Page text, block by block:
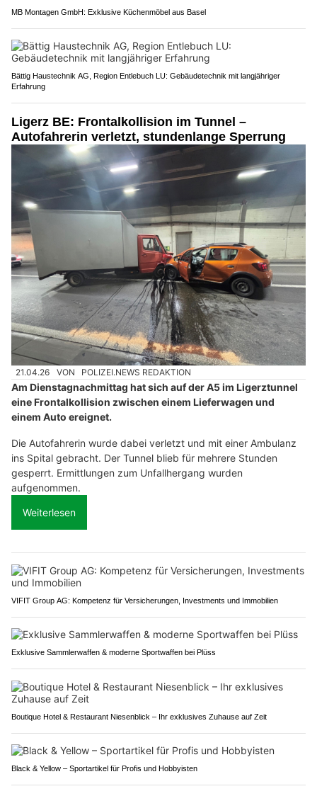
MB Montagen GmbH: Exklusive Küchenmöbel aus Basel
Bättig Haustechnik AG, Region Entlebuch LU: Gebäudetechnik mit langjähriger
Erfahrung
Ligerz BE: Frontalkollision im Tunnel –
Autofahrerin verletzt, stundenlange Sperrung
21.04.26 VON POLIZEI.NEWS REDAKTION
Am Dienstagnachmittag hat sich auf der A5 im Ligerztunnel
eine Frontalkollision zwischen einem Lieferwagen und
einem Auto ereignet.
Die Autofahrerin wurde dabei verletzt und mit einer Ambulanz
ins Spital gebracht. Der Tunnel blieb für mehrere Stunden
gesperrt. Ermittlungen zum Unfallhergang wurden
aufgenommen.
Weiterlesen
VIFIT Group AG: Kompetenz für Versicherungen, Investments und Immobilien
Exklusive Sammlerwaffen & moderne Sportwaffen bei Plüss
Boutique Hotel & Restaurant Niesenblick – Ihr exklusives Zuhause auf Zeit
Black & Yellow – Sportartikel für Profis und Hobbyisten